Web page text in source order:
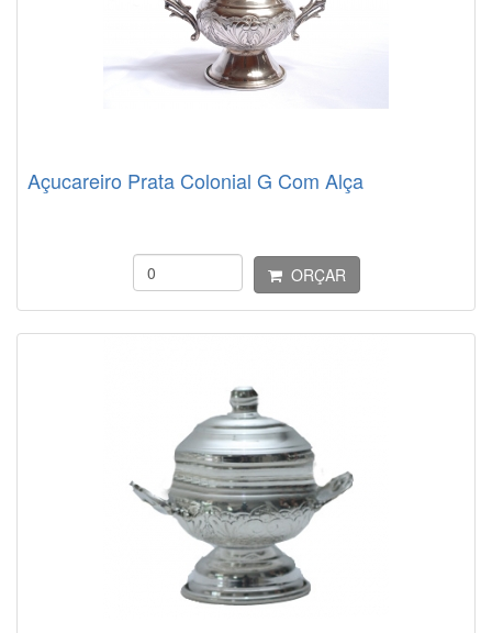
Açucareiro Prata Colonial G Com Alça
ORÇAR